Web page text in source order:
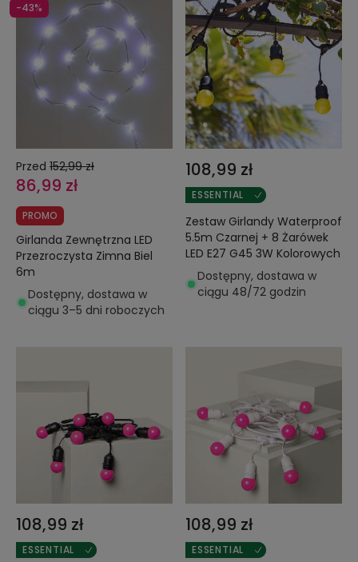
-43%
Przed 152,99 zł
86,99 zł
PROMO
Girlanda Zewnętrzna LED
Przezroczysta Zimna Biel
6m
Dostępny, dostawa w
ciągu 3–5 dni roboczych
108,99 zł
ESSENTIAL
Zestaw Girlandy Waterproof
5.5m Czarnej + 8 Żarówek
LED E27 G45 3W Kolorowych
Dostępny, dostawa w
ciągu 48/72 godzin
108,99 zł
ESSENTIAL
108,99 zł
ESSENTIAL